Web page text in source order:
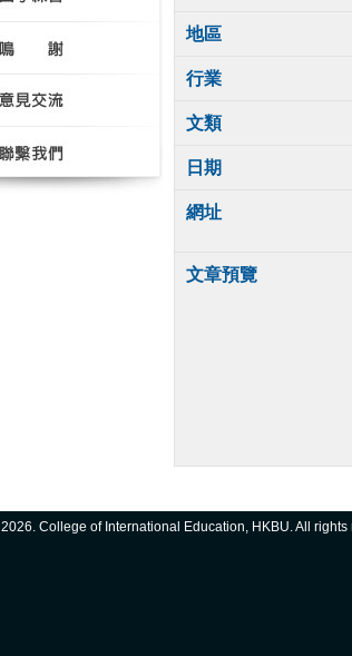
地區
行業
文類
日期
網址
文章預覽
2026. College of International Education, HKBU. All rights